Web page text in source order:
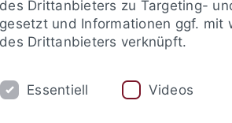
des Drittanbieters zu Targeting-
gesetzt und Informationen ggf. mit
des Drittanbieters verknüpft.
Essentiell Videos